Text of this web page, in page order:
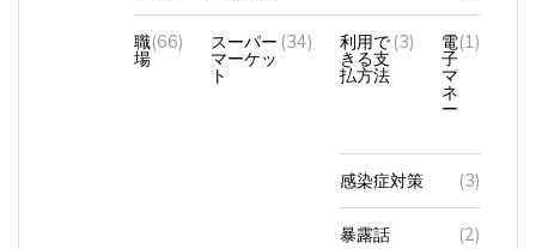
職
場
(66) スーパー
ト
(34) 利用で
きる支
払方法
(3) 電
マ
ネ
ー
(1)
感染症対策 (3)
暴露話 (2)